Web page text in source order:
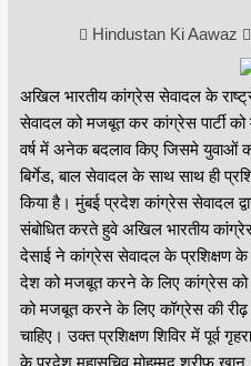
Hindustan Ki Aawaz
अखिल भारतीय कांग्रेस सेवादल के
सेवादल को मजबूत कर कांग्रेस पार्टी
वर्ष में अनेक बदलाव किए जिसमे युवाओं
बिर्गेड, बाल सेवादल के साथ साथ ही
किया है। मुंबई प्रदेश कांग्रेस सेवादल
संबोधित करते हुवे अखिल भारतीय
देसाई ने कांग्रेस सेवादल के प्रशिक्षण के
देश को मजबूत करने के लिए कांग्रेस
को मजबूत करने के लिए कॉग्रेस की रीढ़
चाहिए। उक्त प्रशिक्षण शिविर में पूर्व